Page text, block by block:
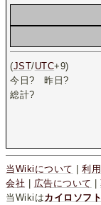
(JST/UTC+9)
今日? 昨日?
総計?
当Wikiについて |利
会社 | 広告について |
当Wikiはカイロソフ